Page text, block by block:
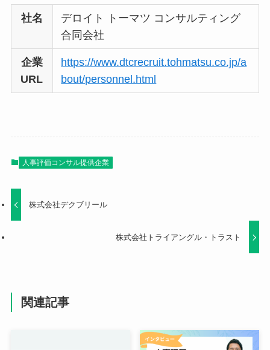
社名
デロイト トーマツ コンサルティング
合同会社
企業
URL
https://www.dtcrecruit.tohmatsu.co.jp/a
bout/personnel.html
人事評価コンサル提供企業
株式会社デクブリール
株式会社トライアングル・トラスト
関連記事